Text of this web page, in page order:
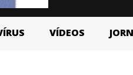
VÍDEOS